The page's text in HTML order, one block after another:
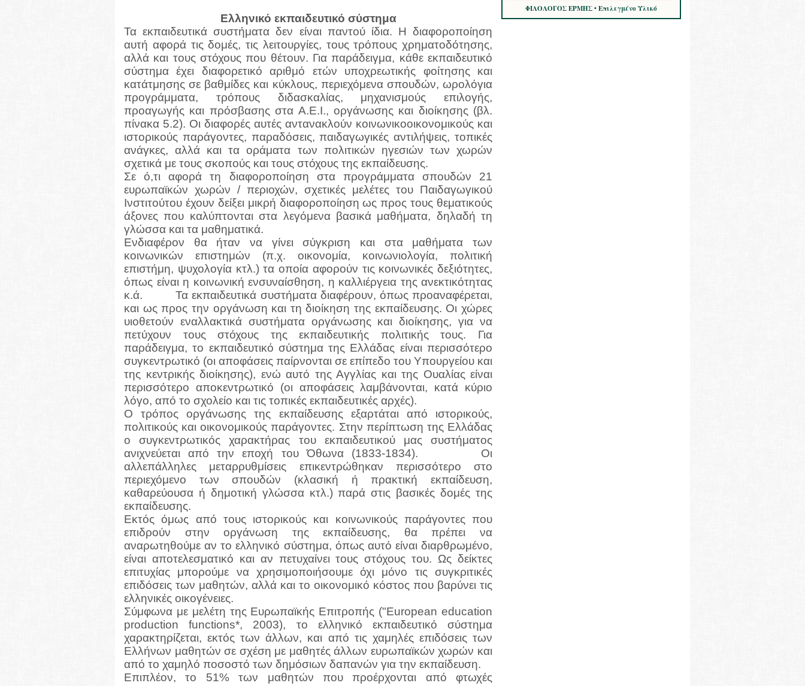
Ελληνικό εκπαιδευτικό σύστημα
Τα εκπαιδευτικά συστήματα δεν είναι παντού ίδια. Η διαφοροποίηση
αυτή αφορά τις δομές, τις λειτουργίες, τους τρόπους χρηματοδότησης,
αλλά και τους στόχους που θέτουν. Για παράδειγμα, κάθε εκπαιδευτικό
σύστημα έχει διαφορετικό αριθμό ετών υποχρεωτικής φοίτησης και
κατάτμησης σε βαθμίδες και κύκλους, περιεχόμενα σπουδών, ωρολόγια
προγράμματα, τρόπους διδασκαλίας, μηχανισμούς επιλογής,
προαγωγής και πρόσβασης στα Α.Ε.Ι., οργάνωσης και διοίκησης (βλ.
πίνακα 5.2). Οι διαφορές αυτές αντανακλούν κοινωνικοοικονομικούς και
ιστορικούς παράγοντες, παραδόσεις, παιδαγωγικές αντιλήψεις, τοπικές
ανάγκες, αλλά και τα οράματα των πολιτικών ηγεσιών των χωρών
σχετικά με τους σκοπούς και τους στόχους της εκπαίδευσης.
Σε ό,τι αφορά τη διαφοροποίηση στα προγράμματα σπουδών 21
ευρωπαϊκών χωρών / περιοχών, σχετικές μελέτες του Παιδαγωγικού
Ινστιτούτου έχουν δείξει μικρή διαφοροποίηση ως προς τους θεματικούς
άξονες που καλύπτονται στα λεγόμενα βασικά μαθήματα, δηλαδή τη
γλώσσα και τα μαθηματικά.
Ενδιαφέρον θα ήταν να γίνει σύγκριση και στα μαθήματα των
κοινωνικών επιστημών (π.χ. οικονομία, κοινωνιολογία, πολιτική
επιστήμη, ψυχολογία κτλ.) τα οποία αφορούν τις κοινωνικές δεξιότητες,
όπως είναι η κοινωνική ενσυναίσθηση, η καλλιέργεια της ανεκτικότητας
κ.ά.
Τα εκπαιδευτικά συστήματα διαφέρουν, όπως προαναφέρεται,
και ως προς την οργάνωση και τη διοίκηση της εκπαίδευσης. Οι χώρες
υιοθετούν εναλλακτικά συστήματα οργάνωσης και διοίκησης, για να
πετύχουν τους στόχους της εκπαιδευτικής πολιτικής τους. Για
παράδειγμα, το εκπαιδευτικό σύστημα της Ελλάδας είναι περισσότερο
συγκεντρωτικό (οι αποφάσεις παίρνονται σε επίπεδο του Υπουργείου και
της κεντρικής διοίκησης), ενώ αυτό της Αγγλίας και της Ουαλίας είναι
περισσότερο αποκεντρωτικό (οι αποφάσεις λαμβάνονται, κατά κύριο
λόγο, από το σχολείο και τις τοπικές εκπαιδευτικές αρχές).
Ο τρόπος οργάνωσης της εκπαίδευσης εξαρτάται από ιστορικούς,
πολιτικούς και οικονομικούς παράγοντες. Στην περίπτωση της Ελλάδας
ο συγκεντρωτικός χαρακτήρας του εκπαιδευτικού μας συστήματος
ανιχνεύεται από την εποχή του Όθωνα (1833-1834).
Οι
αλλεπάλληλες μεταρρυθμίσεις επικεντρώθηκαν περισσότερο στο
περιεχόμενο των σπουδών (κλασική ή πρακτική εκπαίδευση,
καθαρεύουσα ή δημοτική γλώσσα κτλ.) παρά στις βασικές δομές της
εκπαίδευσης.
Εκτός όμως από τους ιστορικούς και κοινωνικούς παράγοντες που
επιδρούν στην οργάνωση της εκπαίδευσης, θα πρέπει να
αναρωτηθούμε αν το ελληνικό σύστημα, όπως αυτό είναι διαρθρωμένο,
είναι αποτελεσματικό και αν πετυχαίνει τους στόχους του. Ως δείκτες
επιτυχίας μπορούμε να χρησιμοποιήσουμε όχι μόνο τις συγκριτικές
επιδόσεις των μαθητών, αλλά και το οικονομικό κόστος που βαρύνει τις
ελληνικές οικογένειες.
Σύμφωνα με μελέτη της Ευρωπαϊκής Επιτροπής ("European education
production functions*, 2003), το ελληνικό εκπαιδευτικό σύστημα
χαρακτηρίζεται, εκτός των άλλων, και από τις χαμηλές επιδόσεις των
Ελλήνων μαθητών σε σχέση με μαθητές άλλων ευρωπαϊκών χωρών και
από το χαμηλό ποσοστό των δημόσιων δαπανών για την εκπαίδευση.
Επιπλέον, το 51% των μαθητών που προέρχονται από φτωχές
ΦΙΛΟΛΟΓΟΣ ΕΡΜΗΣ • Επιλεγμένο Υλικό